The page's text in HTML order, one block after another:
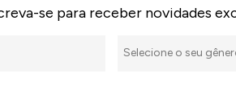
se para receber novidades